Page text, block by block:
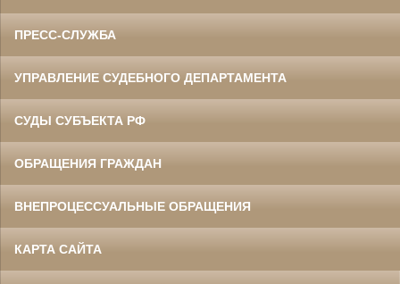
ПРЕСС-СЛУЖБА
УПРАВЛЕНИЕ СУДЕБНОГО ДЕПАРТАМЕНТА
СУДЫ СУБЪЕКТА РФ
ОБРАЩЕНИЯ ГРАЖДАН
ВНЕПРОЦЕССУАЛЬНЫЕ ОБРАЩЕНИЯ
КАРТА САЙТА